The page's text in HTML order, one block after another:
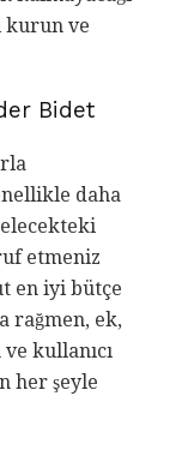
kurun ve
Bidet
daha
etmeniz
en iyi bütçe
rağmen, ek,
kullanıcı
her şeyle